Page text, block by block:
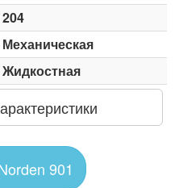
204
Механическая
Жидкостная
901